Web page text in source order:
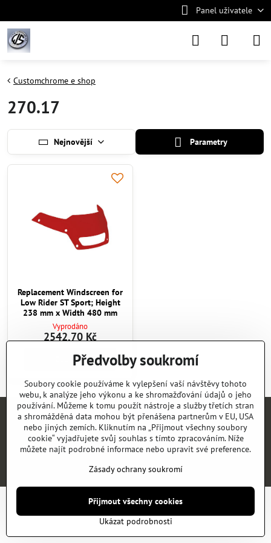
Panel uživatele
Customchrome e shop
270.17
Nejnovější Parametry
Replacement Windscreen for
Low Rider ST Sport; Height
238 mm x Width 480 mm
Vyprodáno
2542,70 Kč
Zobrazit
ÚvodE-SHOPKATALOGYNEWSKONTAKTREFERENCE
Copyright
Zásady ochrany soukromí
Vytvořeno systémem:ByznysWeb.cz
Předvolby soukromí
Soubory cookie používáme k vylepšení vaší návštěvy tohoto
webu, k analýze jeho výkonu a ke shromažďování údajů o jeho
používání. Můžeme k tomu použít nástroje a služby třetích stran
a shromážděná data mohou být přenášena partnerům v EU, USA
nebo jiných zemích. Kliknutím na „Přijmout všechny soubory
cookie“ vyjadřujete svůj souhlas s tímto zpracováním. Níže
můžete najít podrobné informace nebo upravit své preference.
Zásady ochrany soukromí
Ukázat podrobnosti
Přijmout všechny cookies